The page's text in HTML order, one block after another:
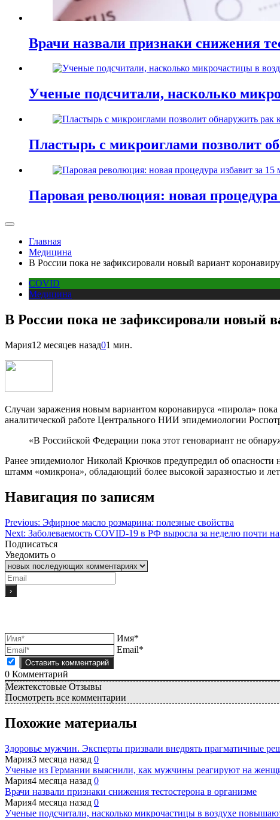
Врачи назвали признаки снижения
Ученые подсчитали, насколько
Пластырь с микроиглами позволит
Паровая революция: новая
Главная
Медицина
В России пока не зафиксировали новый вариант
COVID
Медицина
В России пока не зафиксировали новый
Мария12 месяцев назад01 мин.
Случаи заражения новым вариантом коронавируса «пирола»
аналитической работе Центрального НИИ эпидемиологии
«В Российской Федерации пока этот геновариант не
Ранее эпидемиолог Николай Крючков предупредил об опасности
штамм «омикрона», обладающий более высокой заразностью и
Навигация по записям
Previous: Эфирное масло розмарина: полезные свойства
Next: Заболеваемость COVID-19 в РФ выросла за неделю почти
Подписаться
Уведомить о
Имя*
Email*
0 Комментарий
Межтекстовые Отзывы
Посмотреть все комментарии
Похожие материалы
Здоровье мужчин. Эксперты призвали внедрять прагматичные
Мария3 месяца назад 0
Ученые из Германии выяснили, как мужчины реагируют на
Мария4 месяца назад 0
Врачи назвали признаки снижения тестостерона в организме
Мария4 месяца назад 0
Ученые подсчитали, насколько микрочастицы в воздухе